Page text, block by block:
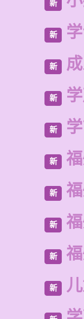
新
新
新
新
新
新
新
新
新
新